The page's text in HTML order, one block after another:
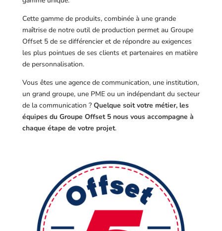
Cette gamme de produits, combinée à une grande
maîtrise de notre outil de production permet au Groupe
Offset 5 de se différencier et de répondre au exigences
les plus pointues de ses clients et partenaires en matière
de personnalisation.
Vous êtes une agence de communication, une institution,
un grand groupe, une PME ou un indépendant du secteur
de la communication ? Quelque soit votre métier, les
équipes du Groupe Offset 5 nous vous accompagne à
chaque étape de votre projet.